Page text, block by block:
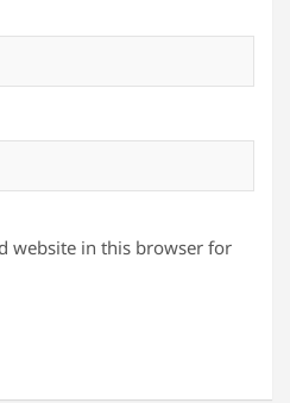
website in this browser for